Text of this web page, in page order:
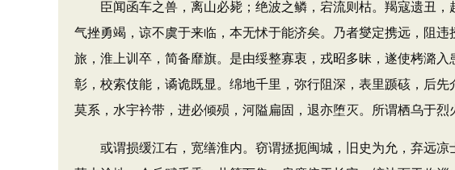
臣闻函车之兽，离山必毙；绝波之鳞，宕流则枯。羯寇遗丑，
气挫勇竭，谅不虞于来临，本无怵于能济矣。乃者燮定携远，阻
旅，淮上训卒，简备靡旗。是由绥整寡衷，戎昭多昧，遂使栲潞
彰，校索伎能，谲诡既显。绵地千里，弥行阻深，表里踬硋，后
莫系，水宇衿带，进必倾殒，河隘扁固，退亦堕灭。所谓栖乌于烈
或谓损缓江右，宽缮淮内。窃谓拯扼闽城，旧史为允，弃远凉